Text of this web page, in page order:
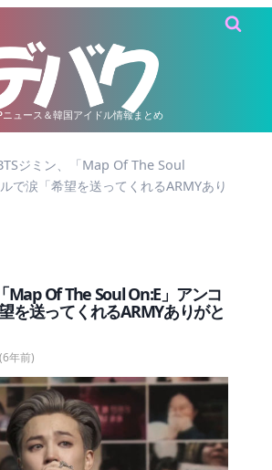
ニュース＆韓国アイドル情報まとめ
ジミン、「Map Of The Soul
で涙「希望を送ってくれるARMYあり
Map Of The Soul On:E」アンコ
を送ってくれるARMYありがと
(6年前)